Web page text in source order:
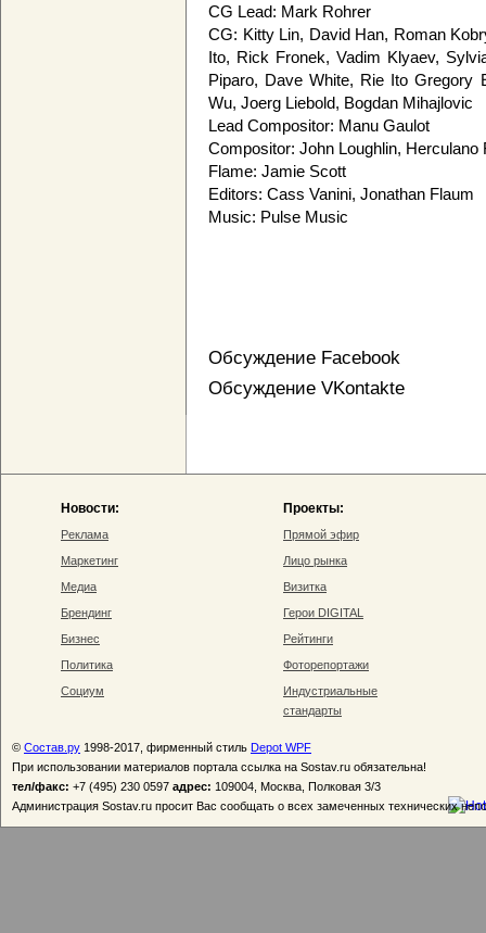
CG Lead: Mark Rohrer
CG: Kitty Lin, David Han, Roman
Ito, Rick Fronek, Vadim Klyaev,
Piparo, Dave White, Rie Ito Gregory
Wu, Joerg Liebold, Bogdan Mihajlovic
Lead Compositor: Manu Gaulot
Compositor: John Loughlin,
Flame: Jamie Scott
Editors: Cass Vanini, Jonathan Flaum
Music: Pulse Music
Обсуждение Facebook
Обсуждение VKontakte
Новости:
Реклама
Маркетинг
Медиа
Брендинг
Бизнес
Политика
Социум
Проекты:
Прямой эфир
Лицо рынка
Визитка
Герои DIGITAL
Рейтинги
Фоторепортажи
Индустриальные
стандарты
© Состав.ру 1998-2017, фирменный стиль Depot WPF
При использовании материалов портала ссылка на Sostav.ru обязательна!
тел/факс: +7 (495) 230 0597 адрес: 109004, Москва, Полковая 3/3
Администрация Sostav.ru просит Вас сообщать о всех замеченных технических